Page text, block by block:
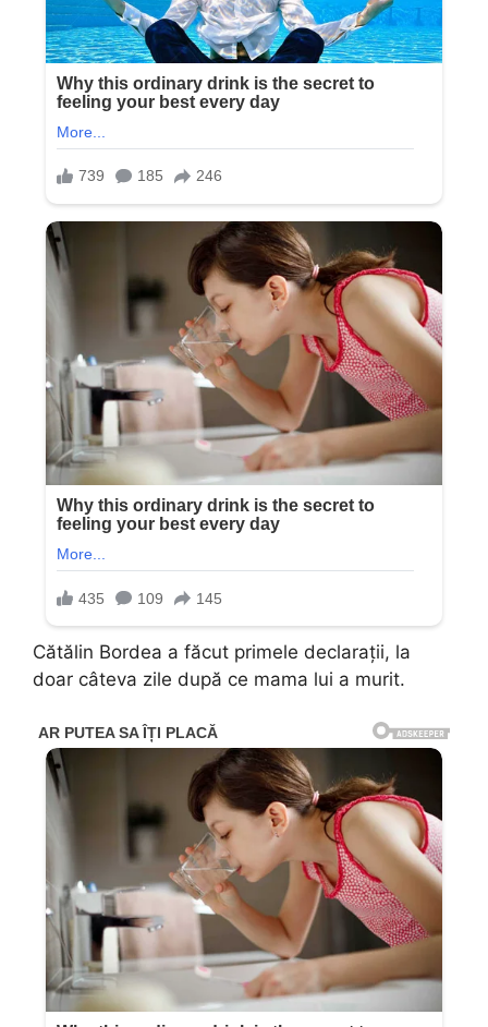
Cătălin Bordea a făcut primele declarații, la
doar câteva zile după ce mama lui a murit.